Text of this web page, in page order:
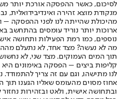
לסיכום, כאשר ההפסקה אורכת יותר
מנקודת מוצא זהירה ואינדיבידואלית,
מהיכולת שהייתה לנו לפני ההפסקה
ארוכות יותר נוריד עומסים בהתחשב
נוספים, כמו רמת הפעילות ותחושה
מה לא נעשה? מצד אחד, לא נתעלם
תוך המים העמוקים. מצד שני, לא
קליפות ביצים – הפסקה באימונים
לנו מתישהו, וגם עם זה צריך
אחוז מסוים מהעומס שאליו הגענו
ובתחושה אישית, ולאט ובזהירות נחזור